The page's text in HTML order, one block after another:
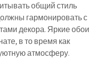
общий стиль
гармонировать с
декора. Яркие обои
в то время как
атмосферу.